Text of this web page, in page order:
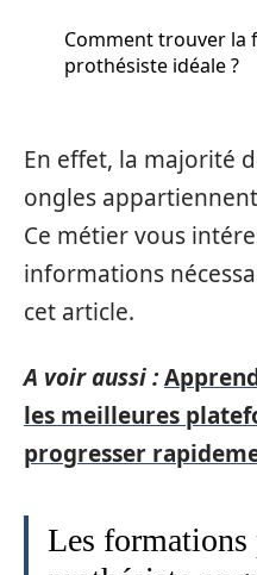
Comment trouver la
prothésiste idéale ?
En effet, la majorité
ongles
Ce métier vous
informations
cet article.
A voir aussi :
les meilleures
progresser
Les